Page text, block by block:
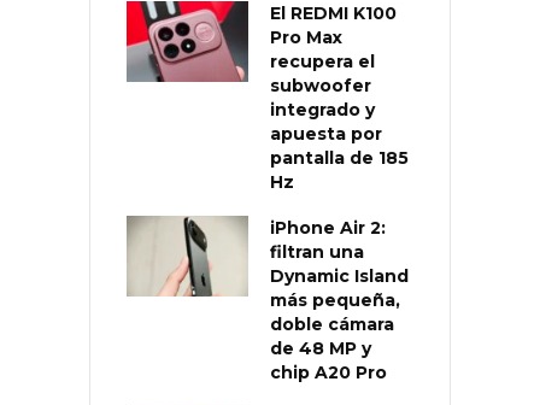
El REDMI K100
Pro Max
recupera el
subwoofer
integrado y
apuesta por
pantalla de 185
Hz
iPhone Air 2:
filtran una
Dynamic Island
más pequeña,
doble cámara
de 48 MP y
chip A20 Pro